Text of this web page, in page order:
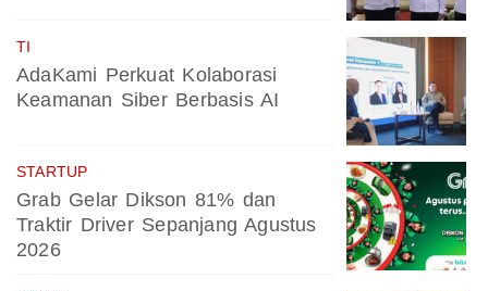
TI
AdaKami Perkuat Kolaborasi
Keamanan Siber Berbasis AI
STARTUP
Grab Gelar Dikson 81% dan
Traktir Driver Sepanjang Agustus
2026